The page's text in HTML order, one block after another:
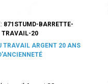
871STUMD-BARRETTE-
TRAVAIL-20
TRAVAIL ARGENT 20 ANS